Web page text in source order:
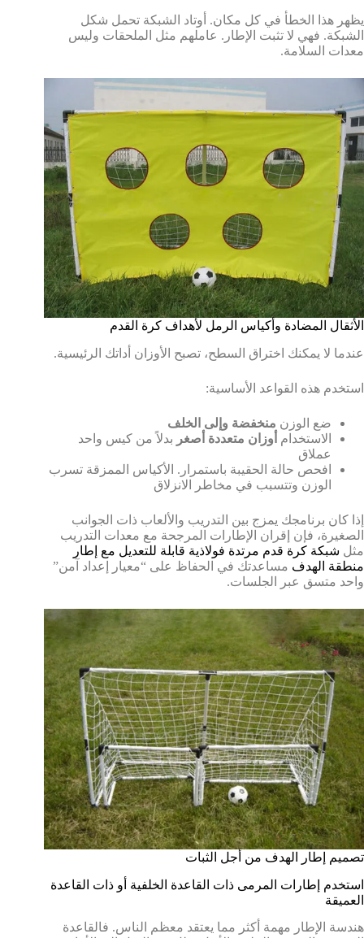
يظهر هذا الخطأ في كل مكان. أوتاد الشبكة تحمل شكل
الشبكة. فهي لا تثبت الإطار. عاملهم مثل الملحقات وليس
معدات السلامة.
الأثقال المضادة وأكياس الرمل لأهداف كرة القدم
عندما لا يمكنك اختراق السطح، تصبح الأوزان أداتك الرئيسية.
استخدم هذه القواعد الأساسية:
ضع الوزن منخفضة وإلى الخلف
الاستخدام أوزان متعددة أصغر بدلاً من كيس واحد
عملاق
افحص حالة الحقيبة باستمرار. الأكياس الممزقة تسرب
الوزن وتتسبب في مخاطر الانزلاق
إذا كان برنامجك يمزج بين التدريب والألعاب ذات الجوانب
الصغيرة، فإن إقران الإطارات المرجحة مع معدات التدريب
مثل شبكة كرة قدم مرتدة فولاذية قابلة للتعديل مع إطار
منطقة الهدف مساعدتك في الحفاظ على “معيار إعداد آمن”
واحد متسق عبر الجلسات.
تصميم إطار الهدف من أجل الثبات
استخدم إطارات المرمى ذات القاعدة الخلفية أو ذات القاعدة
العميقة
هندسة الإطار مهمة أكثر مما يعتقد معظم الناس. فالقاعدة